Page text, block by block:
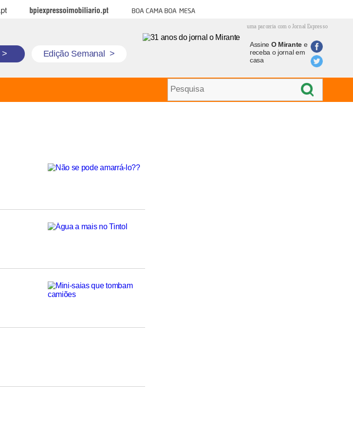
BPI Expresso Imobiliário Boa cama boa mesa
uma parceria com o Jornal Expresso
> Edição Semanal >
Assine O Mirantee
receba o jornal em
casa